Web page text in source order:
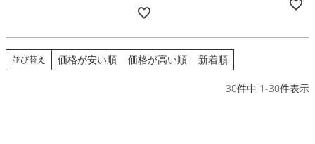
並び替え 価格が安い順 価格が高い順 新着順
30件中 1-30件表示